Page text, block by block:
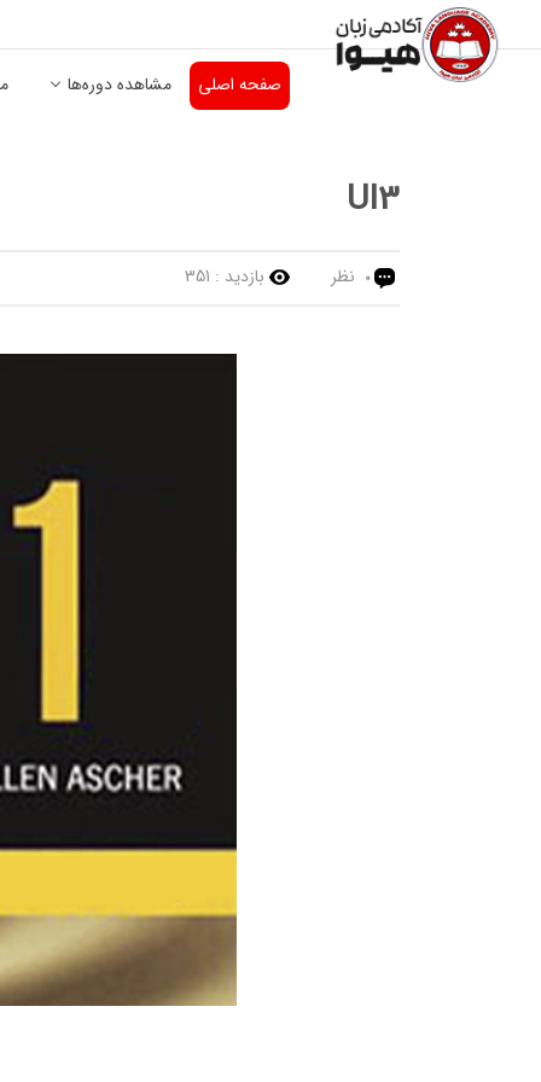
صفحه اصلی مشاهده دوره‌ها
UI3
0 نظر بازدید : 351